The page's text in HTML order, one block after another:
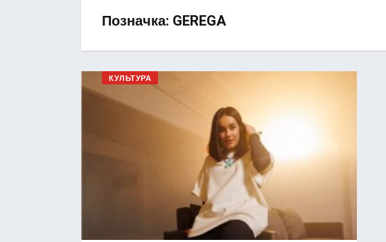
Позначка: GEREGA
КУЛЬТУРА